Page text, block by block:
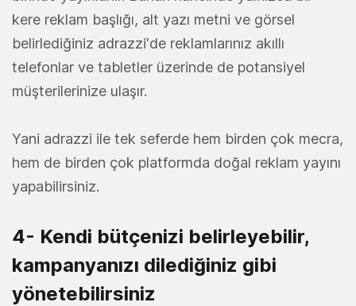
kere reklam başlığı, alt yazı metni ve görsel
belirlediğiniz adrazzi'de reklamlarınız akıllı
telefonlar ve tabletler üzerinde de potansiyel
müşterilerinize ulaşır.
Yani adrazzi ile tek seferde hem birden çok mecra,
hem de birden çok platformda doğal reklam yayını
yapabilirsiniz.
4- Kendi bütçenizi belirleyebilir,
kampanyanızı dilediğiniz gibi
yönetebilirsiniz